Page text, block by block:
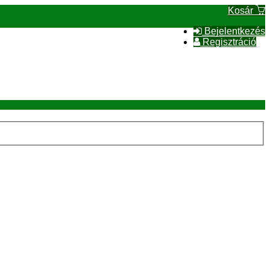
Kosár
Bejelentkezés
Regisztráció